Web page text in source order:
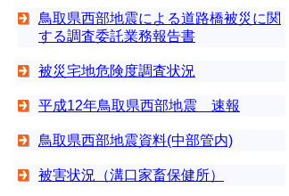
鳥取県西部地震による道路橋被災に関
する調査委託業務報告書
被災宅地危険度調査状況
平成12年鳥取県西部地震 速報
鳥取県西部地震資料(中部管内)
被害状況（溝口家畜保健所）